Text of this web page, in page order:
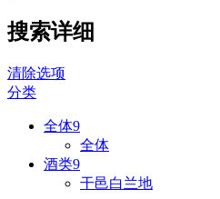
搜索详细
清除选项
分类
全体9
全体
酒类9
干邑白兰地